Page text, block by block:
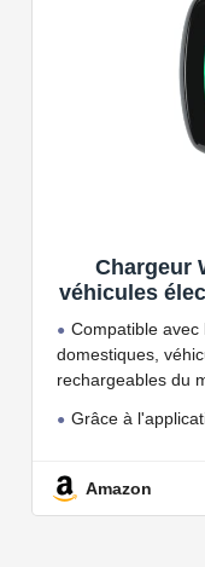
Chargeur
véhicules
jusqu'à 7.4
Wi-
Compatible
domestiques,
rechargeables du
Grâce à
Convient à une
Amazon